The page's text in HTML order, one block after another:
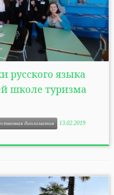
русского языка
школе туризма
дипломатия
13.02.2019